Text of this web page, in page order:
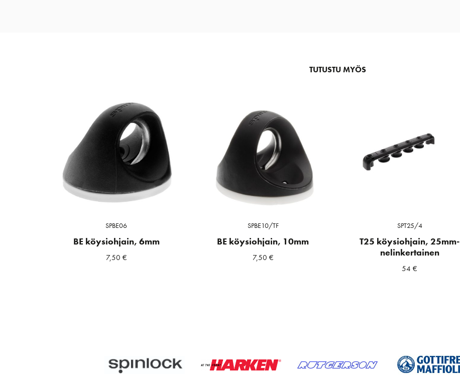
TUTUSTU MYÖS
SPBE06
BE köysiohjain, 6mm
7,50 €
SPBE10/TF
BE köysiohjain, 10mm
7,50 €
SPT25/4
T25 köysiohjain, 25mm-
nelinkertainen
54€